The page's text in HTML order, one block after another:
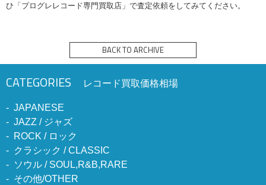
ひ「プログレレコード専門買取店」で査定依頼をしてみてください。
BACK TO ARCHIVE
CATEGORIES レコード買取価格相場
JAPANESE
JAZZ / ジャズ
ROCK / ロック
クラシック / CLASSIC
ソウル / SOUL,R&B,RARE
その他/OTHER